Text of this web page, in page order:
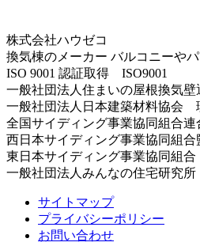
株式会社ハウゼコ
換気棟のメーカー バルコニーや
ISO 9001 認証取得 ISO9001
一般社団法人住まいの屋根換気
一般社団法人日本建築材料協会
全国サイディング事業協同組合
西日本サイディング事業協同組
東日本サイディング事業協同組
一般社団法人みんなの住宅研究
サイトマップ
プライバシーポリシー
お問い合わせ